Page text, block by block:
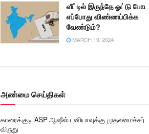
வீட்டில் இருந்தே ஓட்டு போட
எப்போது விண்ணப்பிக்க
வேண்டும்?
MARCH 19, 2024
அண்மை செய்திகள்
காரைக்குடி ASP ஆஷீஸ் புனியாவுக்கு முதலமைச்சர்
விருது